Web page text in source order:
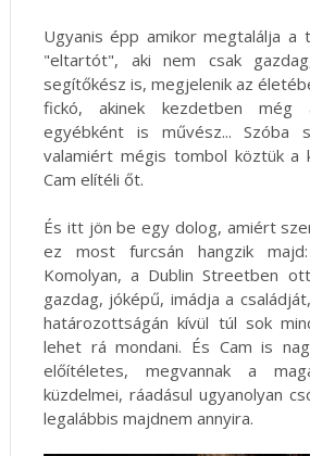
Ugyanis épp amikor megtalálja a
"eltartót", aki nem csak
segítőkész is, megjelenik az
fickó, akinek kezdetben még
egyébként is művész... Szóba
valamiért mégis tombol köztük a
Cam elítéli őt.
És itt jön be egy dolog, amiért
ez most furcsán hangzik
Komolyan, a Dublin Streetben
gazdag, jóképű, imádja a
határozottságán kívül túl sok
lehet rá mondani. És Cam is
előítéletes, megvannak a
küzdelmei, ráadásul ugyanolyan
legalábbis majdnem annyira.